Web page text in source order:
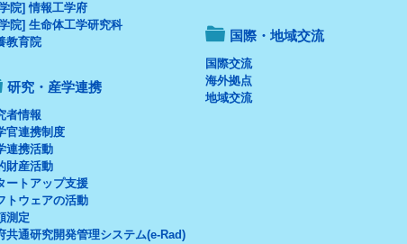
院] 情報工学府
院] 生命体工学研究科
教育院
研究・産学連携
者情報
官連携制度
連携活動
財産活動
ートアップ支援
トウェアの活動
測定
共通研究開発管理システム(e-Rad)
国際・地域交流
国際交流
海外拠点
地域交流